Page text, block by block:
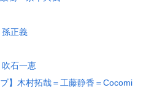
孫正義
吹石一恵
】木村拓哉＝工藤静香＝Cocomi